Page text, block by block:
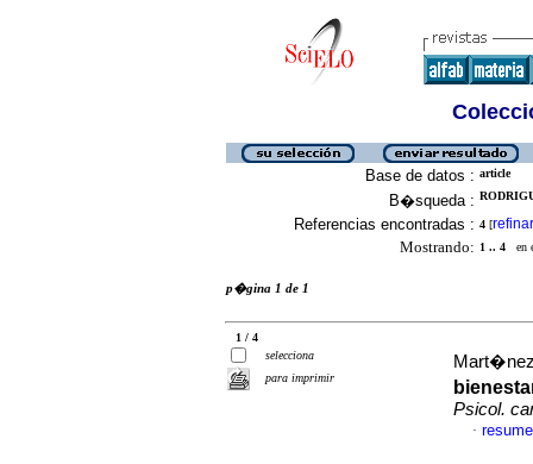
Base de datos : article
B�squeda :
Referencias encontradas : 4 [refinar
Mostrando: 1 .. 4 en
p�gina 1 de 1
1 / 4
selecciona
para imprimir
Psicol.
·